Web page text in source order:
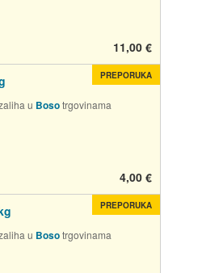
11,00 €
u Bosotrgovinama
4,00 €
PREPORUKA
u Bosotrgovinama
PREPORUKA